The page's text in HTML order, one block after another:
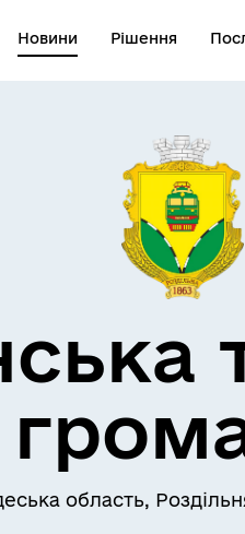
Новини Рішення
область,